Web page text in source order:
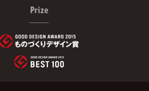
Prize